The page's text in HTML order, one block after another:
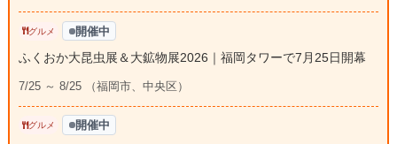
グルメ 開催中
ふくおか大昆虫展＆大鉱物展2026｜福岡タワーで7月25日開幕
7/25 ～ 8/25 （福岡市、中央区）
グルメ 開催中